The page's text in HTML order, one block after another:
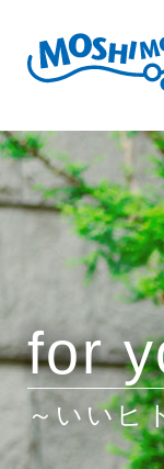
for
～いいヒ